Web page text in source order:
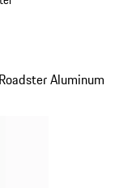
Aluminum